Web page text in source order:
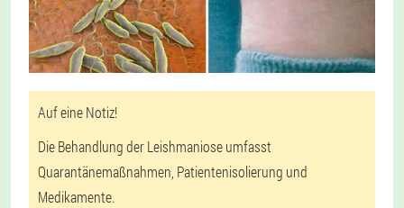
Auf eine Notiz!
Die Behandlung der Leishmaniose umfasst
Quarantänemaßnahmen, Patientenisolierung und
Medikamente.